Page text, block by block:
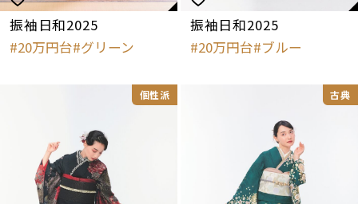
振袖日和2025
20万円台 グリーン
振袖日和2025
20万円台 ブルー
個性派 古典